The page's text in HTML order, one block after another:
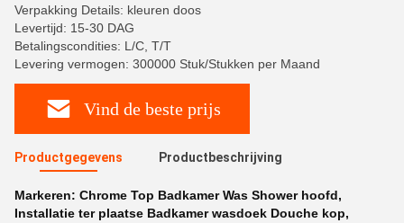
Verpakking Details: kleuren doos
Levertijd: 15-30 DAG
Betalingscondities: L/C, T/T
Levering vermogen: 300000 Stuk/Stukken per Maand
Vind de beste prijs
Productgegevens Productbeschrijving
Markeren: Chrome Top Badkamer Was Shower hoofd,
Installatie ter plaatse Badkamer wasdoek Douche kop,